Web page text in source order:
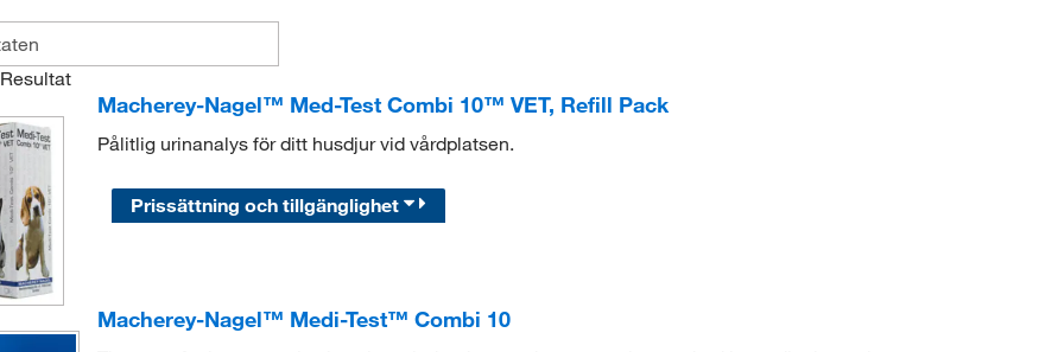
Resultat
Macherey-Nagel™ Med-Test Combi 10™ VET, Refill Pack
Pålitlig urinanalys för ditt husdjur vid vårdplatsen.
Prissättning och tillgänglighet
Macherey-Nagel™ Medi-Test™ Combi 10